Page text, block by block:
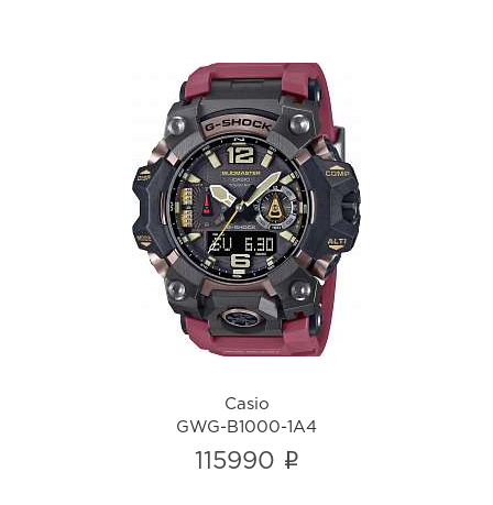
Casio
GWG-B1000-1A4
i
Casio
GWG-B1000-1A4
115990 i